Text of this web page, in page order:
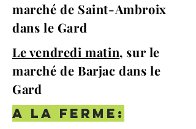
marché de Saint-Ambroix
dans le Gard
Le vendredi matin, sur le
marché de Barjac dans le
Gard
A la ferme: